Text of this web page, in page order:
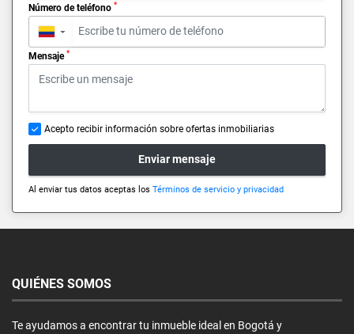
Número de teléfono *
▼
Mensaje *
Acepto recibir información sobre ofertas inmobiliarias
Enviar mensaje
Al enviar tus datos aceptas los Términos de servicio y privacidad
QUIÉNES SOMOS
Te ayudamos a encontrar tu inmueble ideal en Bogotá y